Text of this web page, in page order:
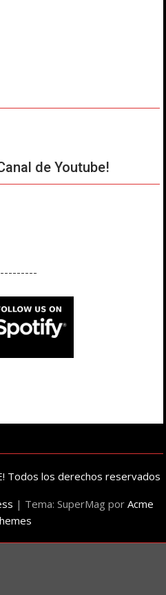
de Youtube!
Todos los derechos reservados
| Tema: SuperMag por Acme